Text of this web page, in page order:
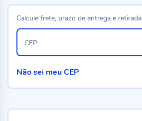
Calcule frete, prazo de entrega e retirada
CEP
Não sei meu CEP